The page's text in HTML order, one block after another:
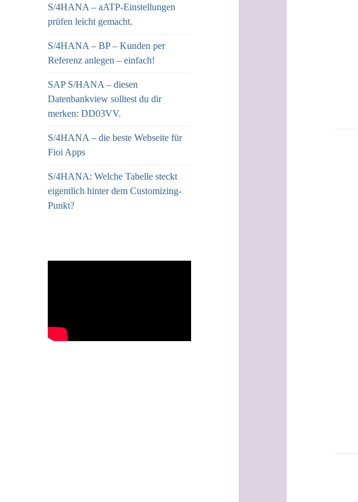
S/4HANA – aATP-Einstellungen
prüfen leicht gemacht.
S/4HANA – BP – Kunden per
Referenz anlegen – einfach!
SAP S/HANA – diesen
Datenbankview solltest du dir
merken: DD03VV.
S/4HANA – die beste Webseite für
Fioi Apps
S/4HANA: Welche Tabelle steckt
eigentlich hinter dem Customizing-
Punkt?